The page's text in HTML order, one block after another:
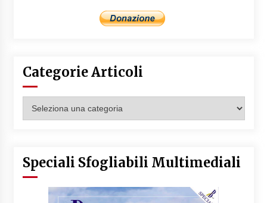
Categorie Articoli
Articoli
Speciali Sfogliabili Multimediali